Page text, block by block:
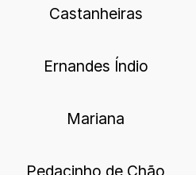
Castanheiras
Ernandes Índio
Mariana
Pedacinho de Chão